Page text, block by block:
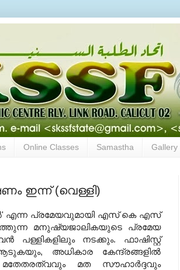
Online Classes Samastha Gallery
ഇന്ന് (വെള്ളി)
എന്ന പ്രമേയവുമായി എസ് കെ എസ്
മനുഷ്യജാലികയുടെ പ്രമേയ
നടക്കും. ഫാഷിസ്റ്റ്
അധികാര കേന്ദ്രങ്ങളില്‍
മത സൗഹാര്‍ദ്ദവും